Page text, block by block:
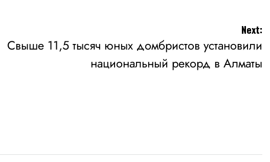
Next:
Свыше 11,5 тысяч юных домбристов установили
национальный рекорд в Алматы